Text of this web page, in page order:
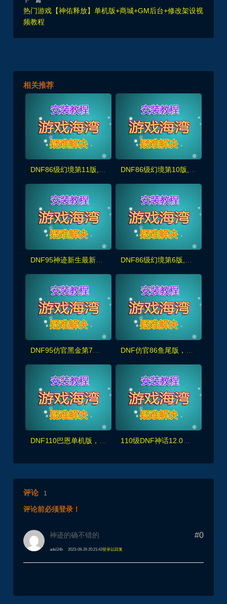
热门游戏【神佑释放】单机版+商城+GM后台+修改架设视
频教程
相关推荐
DNF95神迹新生最新版，5转真14键镶嵌,宽屏，修复完善且耐玩+GM+安装视频教程
DNF110巴恩单机版，主线任务+全副本,细节优化非常完美，配玩法攻略+GM工具及视频教程 110级DNF神话12.0版 真女鬼剑龙之庭院机械七战神龙之怒+完整主线任务剧情，带视频教程
评论 1
评论前必须登录！
#0
神迹的确不错的
adsl24b 2023-08-26 20:21:43登录以回复